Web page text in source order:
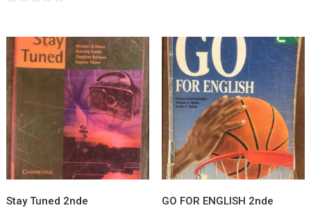
r
5
Stay Tuned 2nde GO FOR ENGLISH 2nde